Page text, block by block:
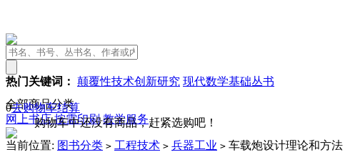
热门关键词： 颠覆性技术创新研究 现代数学基础丛书
0去购物车结算
购物车中还没有商品，赶紧选购吧！
全部商品分类
网上书店按需印刷 教学服务
当前位置: 图书分类 > 工程技术 > 兵器工业 > 车载炮设计理论和方法